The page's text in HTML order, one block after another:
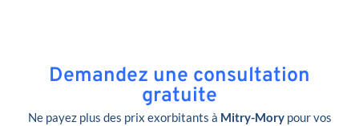
Demandez une consultation
gratuite
Ne payez plus des prix exorbitants à Mitry-Morypour vos